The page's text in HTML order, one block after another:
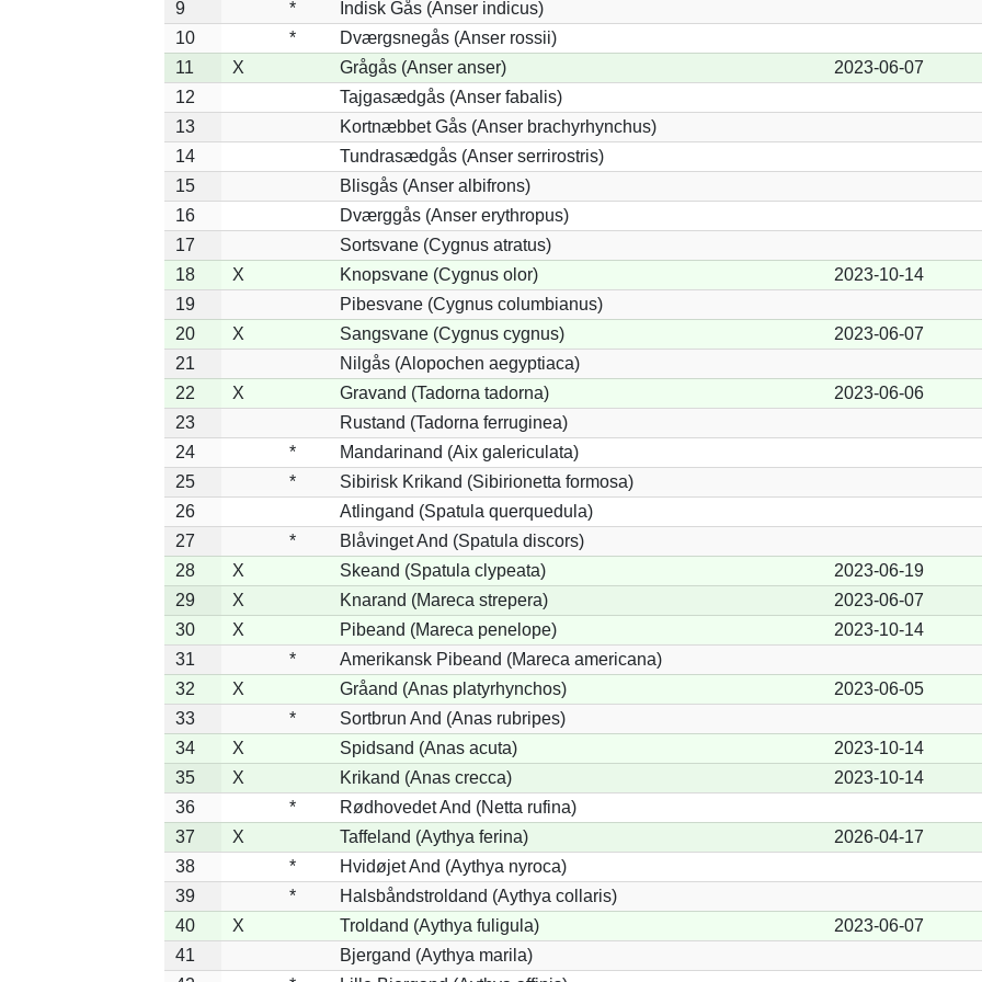
9 *
Indisk Gås (Anser indicus)
10
*
Dværgsnegås (Anser rossii)
11
X Grågås (Anser anser)
2023-06-07
12
Tajgasædgås (Anser fabalis)
13
Kortnæbbet Gås (Anser brachyrhynchus)
14
Tundrasædgås (Anser serrirostris)
15
Blisgås (Anser albifrons)
16
Dværggås (Anser erythropus)
17
Sortsvane (Cygnus atratus)
18
X Knopsvane (Cygnus olor)
2023-10-14
19
Pibesvane (Cygnus columbianus)
20
X Sangsvane (Cygnus cygnus)
2023-06-07
21
Nilgås (Alopochen aegyptiaca)
22
X Gravand (Tadorna tadorna)
2023-06-06
23
Rustand (Tadorna ferruginea)
24
*
Mandarinand (Aix galericulata)
25
*
Sibirisk Krikand (Sibirionetta formosa)
26
Atlingand (Spatula querquedula)
27
*
Blåvinget And (Spatula discors)
28
X Skeand (Spatula clypeata)
2023-06-19
29
X Knarand (Mareca strepera)
2023-06-07
30
X Pibeand (Mareca penelope)
2023-10-14
31
*
Amerikansk Pibeand (Mareca americana)
32
X Gråand (Anas platyrhynchos)
2023-06-05
33
*
Sortbrun And (Anas rubripes)
34
X Spidsand (Anas acuta)
2023-10-14
35
X Krikand (Anas crecca)
2023-10-14
36
*
Rødhovedet And (Netta rufina)
37
X Taffeland (Aythya ferina)
2026-04-17
38
*
Hvidøjet And (Aythya nyroca)
39
*
Halsbåndstroldand (Aythya collaris)
40
X Troldand (Aythya fuligula)
2023-06-07
41
Bjergand (Aythya marila)